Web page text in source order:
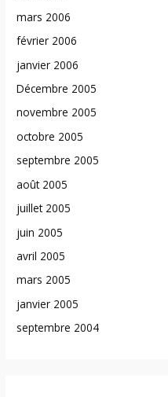
mars 2006
février 2006
janvier 2006
Décembre 2005
novembre 2005
octobre 2005
septembre 2005
août 2005
juillet 2005
juin 2005
avril 2005
mars 2005
janvier 2005
septembre 2004